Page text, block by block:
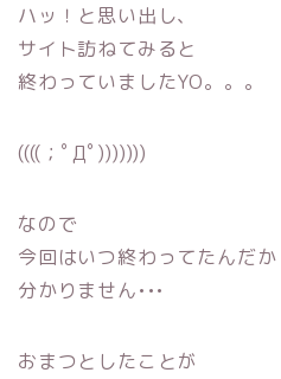
ハッ！と思い出し、
サイト訪ねてみると
終わっていましたYO。。。
((((；ﾟДﾟ)))))))
なので
今回はいつ終わってたんだか
分かりません•••
おまつとしたことが